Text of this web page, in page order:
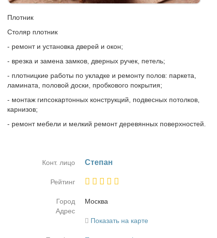
Плотник
Столяр плотник
- ремонт и установка дверей и окон;
- врезка и замена замков, дверных ручек, петель;
- плотницкие работы по укладке и ремонту полов: паркета,
ламината, половой доски, пробкового покрытия;
- монтаж гипсокартонных конструкций, подвесных потолков,
карнизов;
- ремонт мебели и мелкий ремонт деревянных поверхностей.
Конт. лицо Сте­пан
Рейтинг
Город
Москва
Адрес
Показать на карте